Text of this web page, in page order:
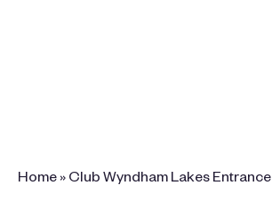
Home » Club Wyndham Lakes Entrance